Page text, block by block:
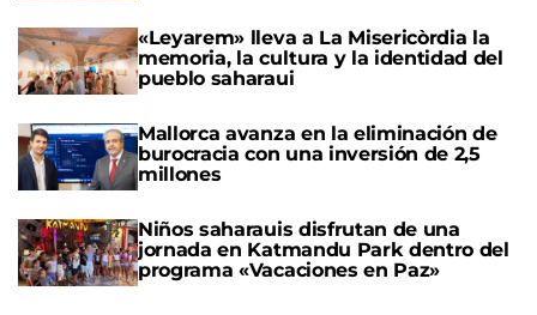
«Leyarem» lleva a La Misericòrdia la
memoria, la cultura y la identidad del
pueblo saharaui
Mallorca avanza en la eliminación de
burocracia con una inversión de 2,5
millones
Niños saharauis disfrutan de una
jornada en Katmandu Park dentro del
programa «Vacaciones en Paz»